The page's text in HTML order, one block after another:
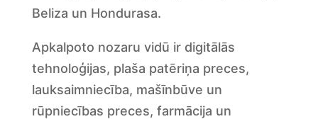
Beliza un Hondurasa.
Apkalpoto nozaru vidū ir digitālās
tehnoloģijas, plaša patēriņa preces,
lauksaimniecība, mašīnbūve un
rūpniecības preces, farmācija un